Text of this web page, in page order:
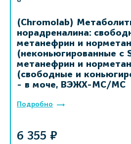
(Chromolab)
норадреналина:
метанефрин и
(неконьюгированные с
метанефрин и
(свободные и
- в моче, ВЭЖХ-МС/МС
Подробно
6 355 ₽